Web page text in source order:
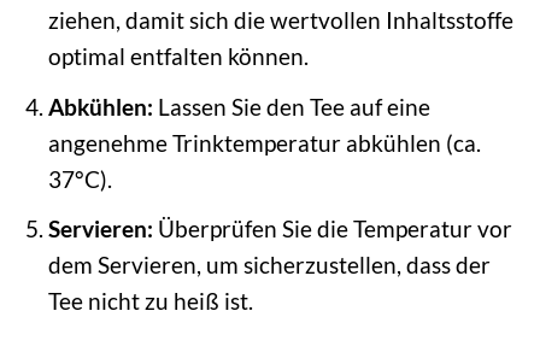
ziehen, damit sich die wertvollen Inhaltsstoffe
optimal entfalten können.
Abkühlen: Lassen Sie den Tee auf eine
angenehme Trinktemperatur abkühlen (ca.
37°C).
Servieren: Überprüfen Sie die Temperatur vor
dem Servieren, um sicherzustellen, dass der
Tee nicht zu heiß ist.